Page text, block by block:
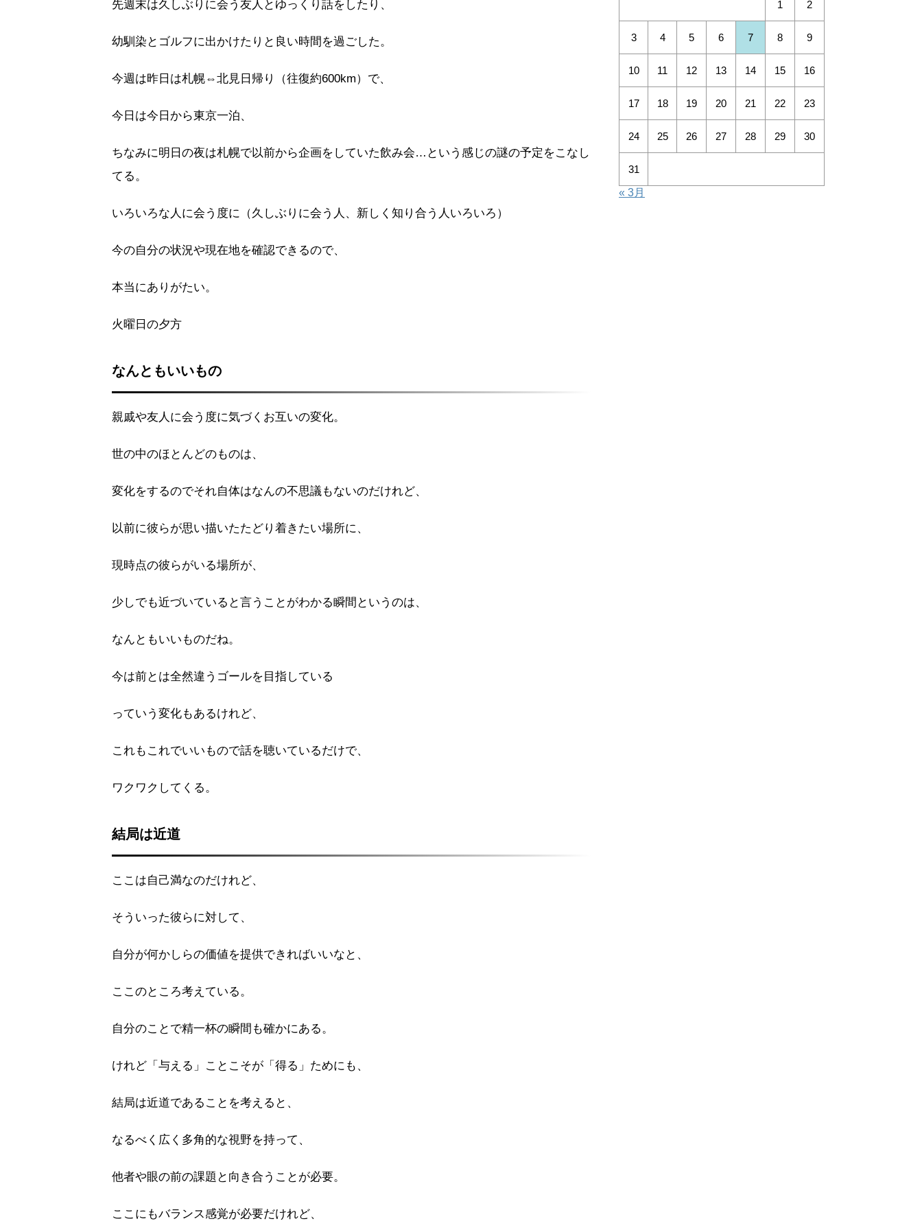
先週末は久しぶりに会う友人とゆっくり話をしたり、
幼馴染とゴルフに出かけたりと良い時間を過ごした。
今週は昨日は札幌⇔北見日帰り（往復約600km）で、
今日は今日から東京一泊、
ちなみに明日の夜は札幌で以前から企画をしていた飲み会…という感じの謎の予定をこなし
てる。
いろいろな人に会う度に（久しぶりに会う人、新しく知り合う人いろいろ）
今の自分の状況や現在地を確認できるので、
本当にありがたい。
火曜日の夕方
なんともいいもの
親戚や友人に会う度に気づくお互いの変化。
世の中のほとんどのものは、
変化をするのでそれ自体はなんの不思議もないのだけれど、
以前に彼らが思い描いたたどり着きたい場所に、
現時点の彼らがいる場所が、
少しでも近づいていると言うことがわかる瞬間というのは、
なんともいいものだね。
今は前とは全然違うゴールを目指している
っていう変化もあるけれど、
これもこれでいいもので話を聴いているだけで、
ワクワクしてくる。
結局は近道
ここは自己満なのだけれど、
そういった彼らに対して、
自分が何かしらの価値を提供できればいいなと、
ここのところ考えている。
自分のことで精一杯の瞬間も確かにある。
けれど「与える」ことこそが「得る」ためにも、
結局は近道であることを考えると、
なるべく広く多角的な視野を持って、
他者や眼の前の課題と向き合うことが必要。
ここにもバランス感覚が必要だけれど、
1 2
3 4 5 6 7 8 9
10 11 12 13 14 15 16
17 18 19 20 21 22 23
24 25 26 27 28 29 30
31
« 3月